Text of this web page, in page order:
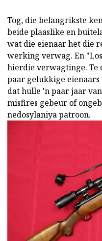
Tog, die belangrikste
beide plaaslike en
wat die eienaar het die
werking verwag. En
hierdie verwagtinge. Te
paar gelukkige eienaars
dat hulle 'n paar jaar
misfires gebeur of
nedosylaniya patroon.